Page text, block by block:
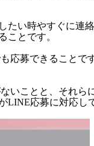
たい時やすぐに連
ことです。
応募できることで
いことと、それら
LINE応募に対応し